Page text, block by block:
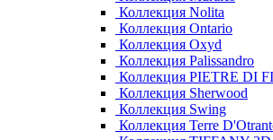
Коллекция Nolita
Коллекция Ontario
Коллекция Oxyd
Коллекция Palissandro
Коллекция PIETRE DI
Коллекция Sherwood
Коллекция Swing
Коллекция Terre